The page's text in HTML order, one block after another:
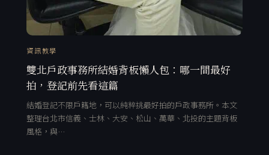
資訊教學
雙北戶政事務所結婚背板懶人包：哪一間最好
拍，登記前先看這篇
結婚登記不限戶籍地，可以純粹挑最好拍的戶政事務所。本文
整理台北市信義、士林、大安、松山、萬華、北投的主題背板
風格，與…